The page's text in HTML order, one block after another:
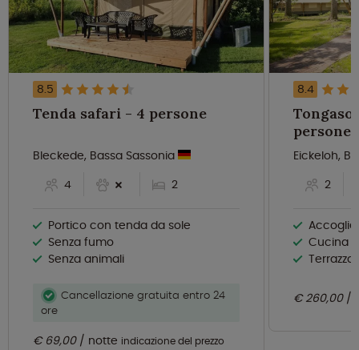
8.5
Tenda safari - 4 persone
Bleckede, Bassa Sassonia
4
2
Portico con tenda da sole
Senza fumo
Senza animali
Cancellazione gratuita entro 24
ore
€ 69,00 notte indicazione del prezzo
8.4
persone
Eickeloh,
2
Cucina
Terrazza
€ 260,00